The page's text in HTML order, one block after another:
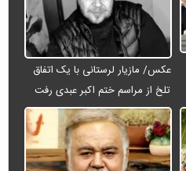
عکس/ مازیار لرستانی با یک اتفاق
تلخ از مراسم ختم اکبر عبدی رفت